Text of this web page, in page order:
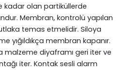
kadar olan partiküllerde
Membran, kontrolü yapılan
temas etmelidir. Siloya
yığıldıkça membran kapanır.
malzeme diyaframı geri iter ve
iter. Kontak sesli alarm